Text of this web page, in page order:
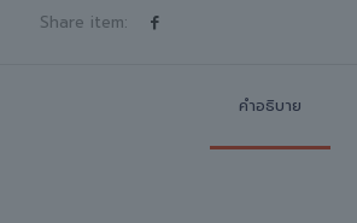
Share item:
คำอธิบาย